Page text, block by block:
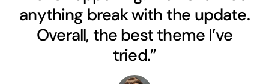
anything break with the update.
Overall, the best theme I’ve
tried.”